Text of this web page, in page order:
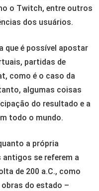
o Twitch, entre outros
dos usuários.
que é possível apostar
partidas de
como é o caso da
algumas coisas
do resultado e a
todo o mundo.
a própria
antigos se referem a
de 200 a.C., como
do estado –